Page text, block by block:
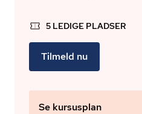
5 LEDIGE PLADSER
Tilmeld nu
Se kursusplan